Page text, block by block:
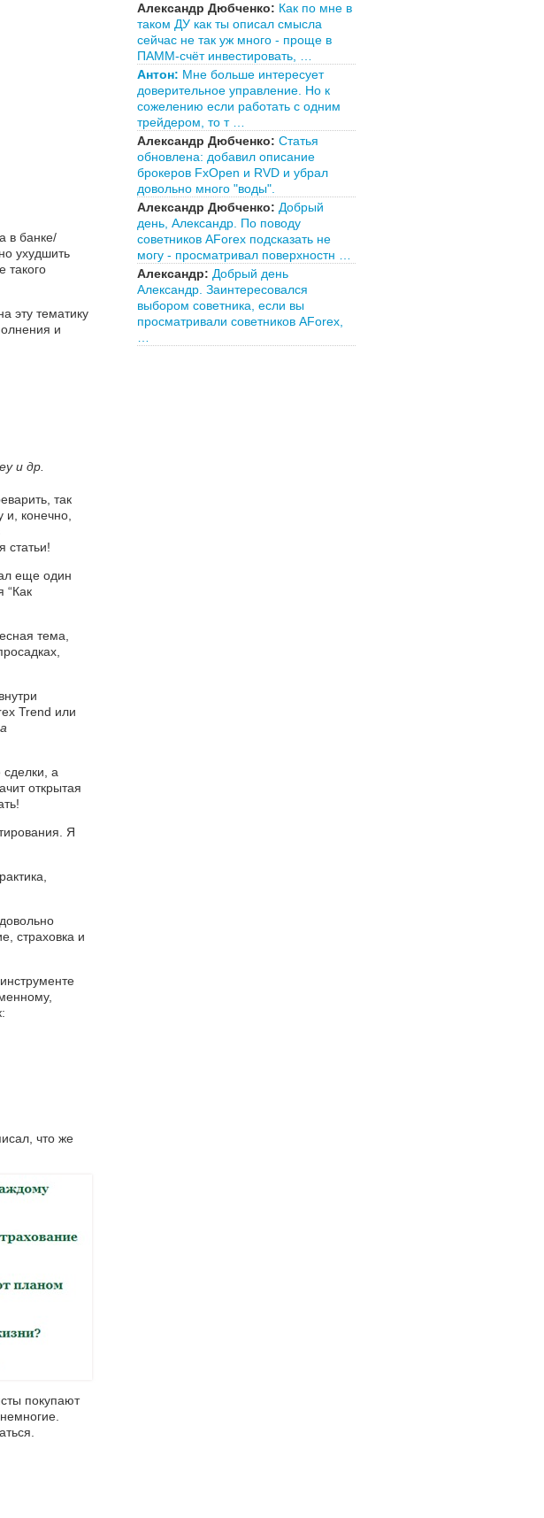
в банке/
ухудшить
такого
эту тематику
и
и др.
так
конечно,
статьи!
еще один
“Как
тема,
Trend или
а
открытая
Я
страховка и
что же
покупают
Александр Дюбченко: Как по мне в
таком ДУ как ты описал смысла
сейчас не так уж много - проще в
ПАММ-счёт инвестировать, …
Антон: Мне больше интересует
доверительное управление. Но к
сожелению если работать с одним
трейдером, то т …
Александр Дюбченко: Статья
обновлена: добавил описание
брокеров FxOpen и RVD и убрал
довольно много "воды".
Александр Дюбченко: Добрый
день, Александр. По поводу
советников AForex подсказать не
могу - просматривал поверхностн …
Александр: Добрый день
Александр. Заинтересовался
выбором советника, если вы
просматривали советников AForex,